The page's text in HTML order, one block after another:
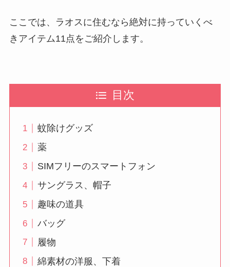
ここでは、ラオスに住むなら絶対に持っていくべ
きアイテム11点をご紹介します。
目次
蚊除けグッズ
薬
SIMフリーのスマートフォン
サングラス、帽子
趣味の道具
バッグ
履物
綿素材の洋服、下着